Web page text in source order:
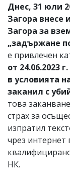
Днес, 31 юли
Загора внесе
Загора за
„задържане
е привлечен
от 24.06.2023
в условията
заканил с
това
страх за
изпратил
чрез
НК.